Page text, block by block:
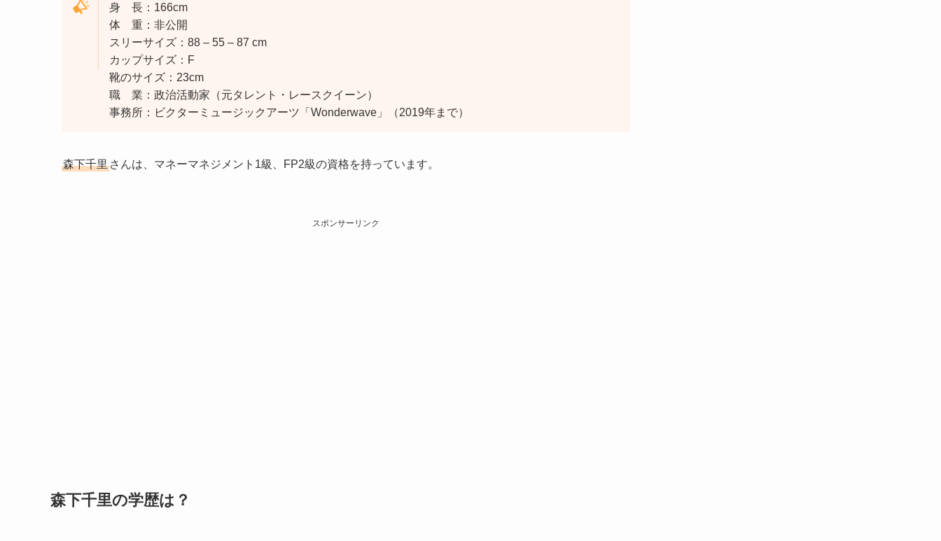
身 長：166cm
体 重：非公開
スリーサイズ：88 – 55 – 87 cm
カップサイズ：F
靴のサイズ：23cm
職 業：政治活動家（元タレント・レースクイーン）
事務所：ビクターミュージックアーツ「Wonderwave」（2019年まで）
森下千里 さんは、マネーマネジメント1級、FP2級の資格を持っています。
スポンサーリンク
森下千里の学歴は？